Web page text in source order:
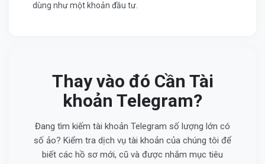
dùng như một khoản đầu tư.
Thay vào đó Cần Tài
khoản Telegram?
Đang tìm kiếm tài khoản Telegram số lượng lớn có
số ảo? Kiểm tra dịch vụ tài khoản của chúng tôi để
biết các hồ sơ mới, cũ và được nhắm mục tiêu